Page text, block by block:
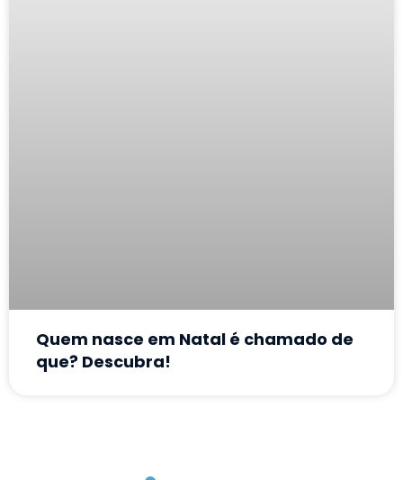
Quem nasce em Natal é chamado de
que? Descubra!